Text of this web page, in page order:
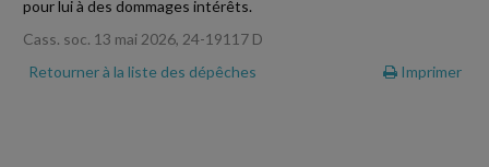
pour lui à des dommages intérêts.
Cass. soc. 13 mai 2026, 24-19117 D
Retourner à la liste des dépêches
Imprimer